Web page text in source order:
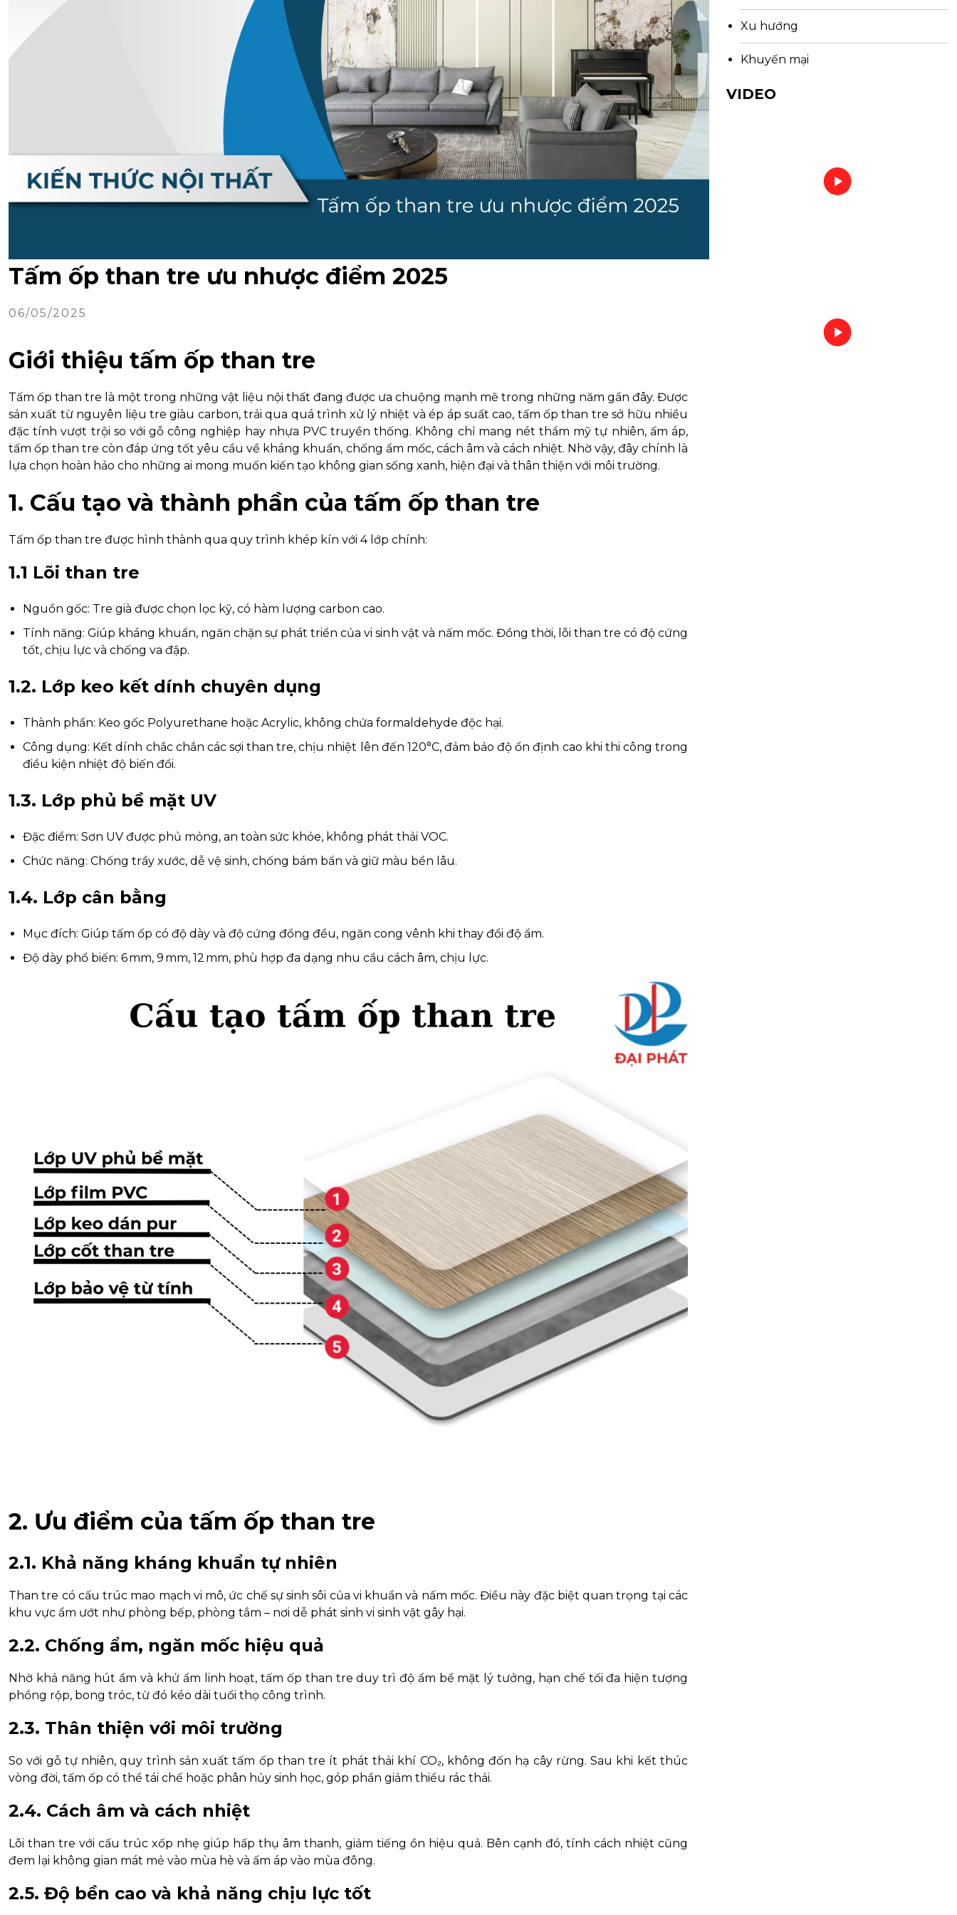
Tấm ốp than tre ưu nhược điểm 2025
06/05/2025
Giới thiệu tấm ốp than tre
Tấm ốp than tre là một trong những vật liệu nội thất đang được ưa chuộng mạnh mẽ trong những năm gần đây. Được
sản xuất từ nguyên liệu tre giàu carbon, trải qua quá trình xử lý nhiệt và ép áp suất cao, tấm ốp than tre sở hữu nhiều
đặc tính vượt trội so với gỗ công nghiệp hay nhựa PVC truyền thống. Không chỉ mang nét thẩm mỹ tự nhiên, ấm áp,
tấm ốp than tre còn đáp ứng tốt yêu cầu về kháng khuẩn, chống ẩm mốc, cách âm và cách nhiệt. Nhờ vậy, đây chính là
lựa chọn hoàn hảo cho những ai mong muốn kiến tạo không gian sống xanh, hiện đại và thân thiện với môi trường.
1. Cấu tạo và thành phần của tấm ốp than tre
Tấm ốp than tre được hình thành qua quy trình khép kín với 4 lớp chính:
1.1 Lõi than tre
Nguồn gốc: Tre già được chọn lọc kỹ, có hàm lượng carbon cao.
Tính năng: Giúp kháng khuẩn, ngăn chặn sự phát triển của vi sinh vật và nấm mốc. Đồng thời, lõi than tre có độ cứng
tốt, chịu lực và chống va đập.
1.2. Lớp keo kết dính chuyên dụng
Thành phần: Keo gốc Polyurethane hoặc Acrylic, không chứa formaldehyde độc hại.
Công dụng: Kết dính chắc chắn các sợi than tre, chịu nhiệt lên đến 120°C, đảm bảo độ ổn định cao khi thi công trong
điều kiện nhiệt độ biến đổi.
1.3. Lớp phủ bề mặt UV
Đặc điểm: Sơn UV được phủ mỏng, an toàn sức khỏe, không phát thải VOC.
Chức năng: Chống trầy xước, dễ vệ sinh, chống bám bẩn và giữ màu bền lâu.
1.4. Lớp cân bằng
Mục đích: Giúp tấm ốp có độ dày và độ cứng đồng đều, ngăn cong vênh khi thay đổi độ ẩm.
Độ dày phổ biến: 6 mm, 9 mm, 12 mm, phù hợp đa dạng nhu cầu cách âm, chịu lực.
2. Ưu điểm của tấm ốp than tre
2.1. Khả năng kháng khuẩn tự nhiên
Than tre có cấu trúc mao mạch vi mô, ức chế sự sinh sôi của vi khuẩn và nấm mốc. Điều này đặc biệt quan trọng tại các
khu vực ẩm ướt như phòng bếp, phòng tắm – nơi dễ phát sinh vi sinh vật gây hại.
2.2. Chống ẩm, ngăn mốc hiệu quả
Nhờ khả năng hút ẩm và khử ẩm linh hoạt, tấm ốp than tre duy trì độ ẩm bề mặt lý tưởng, hạn chế tối đa hiện tượng
phồng rộp, bong tróc, từ đó kéo dài tuổi thọ công trình.
2.3. Thân thiện với môi trường
So với gỗ tự nhiên, quy trình sản xuất tấm ốp than tre ít phát thải khí CO₂, không đốn hạ cây rừng. Sau khi kết thúc
vòng đời, tấm ốp có thể tái chế hoặc phân hủy sinh học, góp phần giảm thiểu rác thải.
2.4. Cách âm và cách nhiệt
Lõi than tre với cấu trúc xốp nhẹ giúp hấp thụ âm thanh, giảm tiếng ồn hiệu quả. Bên cạnh đó, tính cách nhiệt cũng
đem lại không gian mát mẻ vào mùa hè và ấm áp vào mùa đông.
2.5. Độ bền cao và khả năng chịu lực tốt
Xu hướng
Khuyến mại
VIDEO